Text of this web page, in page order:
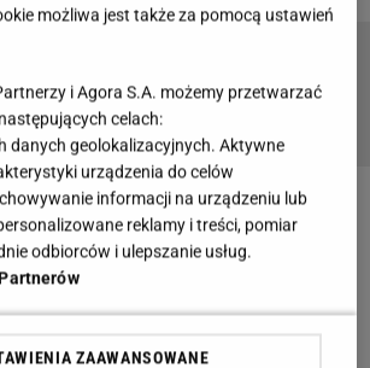
otyłością
- Cukier krzepi...
"Cukier krzepi" wymyślił w 1931
reportażystów w
polskiej, Melchior Wańkowicz.
możliwa jest także za pomocą ustawień
i Agora S.A. możemy przetwarzać
celach:
danych geolokalizacyjnych. Aktywne
urządzenia do celów
informacji na urządzeniu lub
reklamy i treści, pomiar
odbiorców i ulepszanie usług.
ZAAWANSOWANE